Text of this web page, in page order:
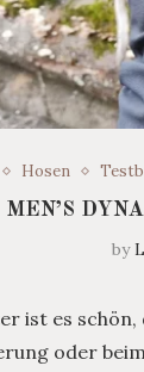
Hosen
MEN’S
by
ist es
oder